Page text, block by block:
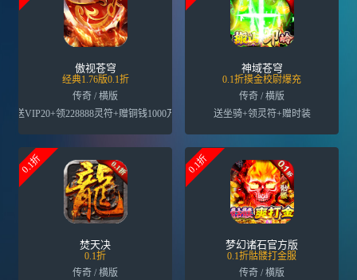
傲视苍穹
经典1.76版0.1折
传奇 / 横版
送VIP20+领228888灵符+赠铜钱1000万
神域苍穹
0.1折摸金校尉爆充
传奇 / 横版
送坐骑+领灵符+赠时装
0.1折
焚天决
0.1折
传奇 / 横版
0.1折
梦幻诸石官方版
0.1折骷髅打金服
传奇 / 横版